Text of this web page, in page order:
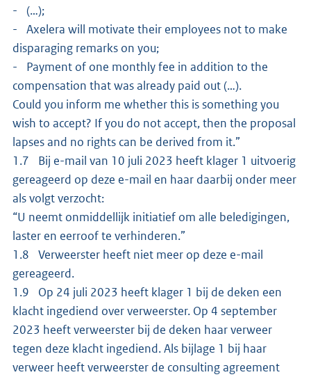
- (…);
- Axelera will motivate their employees not to make
disparaging remarks on you;
- Payment of one monthly fee in addition to the
compensation that was already paid out (…).
Could you inform me whether this is something you
wish to accept? If you do not accept, then the proposal
lapses and no rights can be derived from it.”
1.7 Bij e-mail van 10 juli 2023 heeft klager 1 uitvoerig
gereageerd op deze e-mail en haar daarbij onder meer
als volgt verzocht:
“U neemt onmiddellijk initiatief om alle beledigingen,
laster en eerroof te verhinderen.”
1.8 Verweerster heeft niet meer op deze e-mail
gereageerd.
1.9 Op 24 juli 2023 heeft klager 1 bij de deken een
klacht ingediend over verweerster. Op 4 september
2023 heeft verweerster bij de deken haar verweer
tegen deze klacht ingediend. Als bijlage 1 bij haar
verweer heeft verweerster de consulting agreement